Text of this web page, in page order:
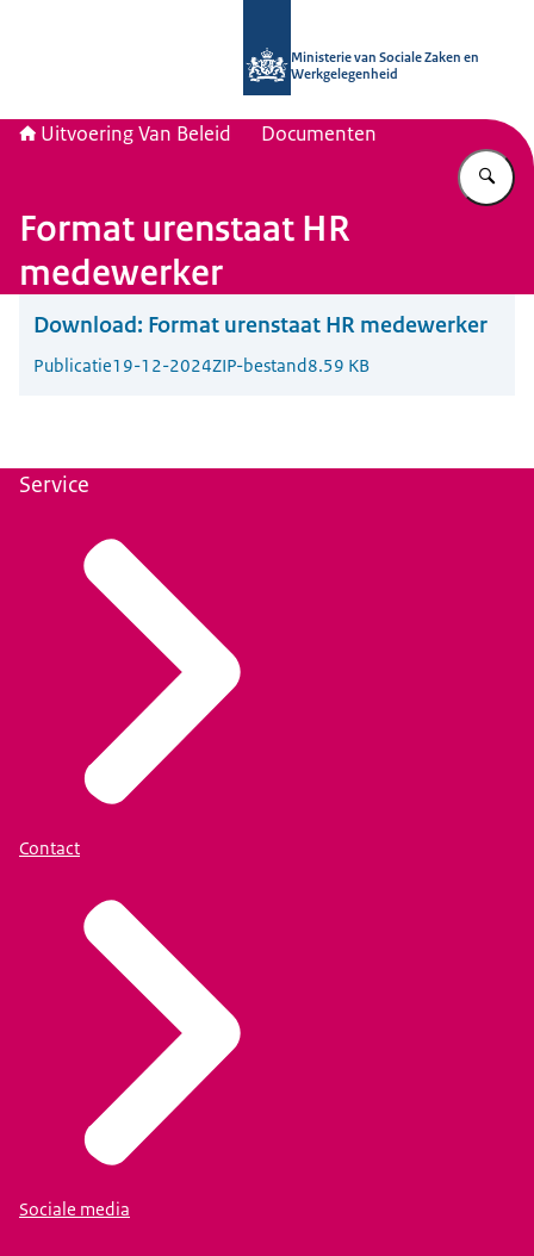
Ministerie van Sociale Zaken en
Werkgelegenheid
Uitvoering Van Beleid Documenten
Format urenstaat HR
medewerker
Download: Format urenstaat HR medewerker
Publicatie19-12-2024ZIP-bestand8.59 KB
Service
Contact
Sociale media